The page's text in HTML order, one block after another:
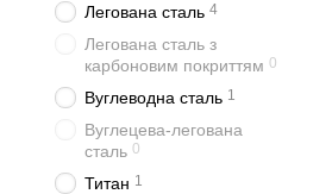
Легована сталь 4
Легована сталь з
карбоновим покриттям 0
Вуглеводна сталь 1
Вуглецева-легована
сталь 0
Титан 1